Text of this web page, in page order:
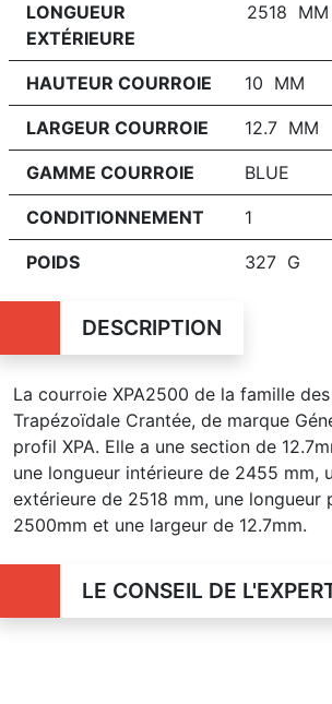
LONGUEUR
EXTÉRIEURE
2518 MM
HAUTEUR COURROIE 10 MM
LARGEUR COURROIE 12.7 MM
GAMME COURROIE BLUE
CONDITIONNEMENT 1
POIDS 327 G
DESCRIPTION
La courroie XPA2500 de la famille
Trapézoïdale Crantée, de marque
profil XPA. Elle a une section de
une longueur intérieure de 2455 mm,
extérieure de 2518 mm, une longueur
2500mm et une largeur de 12.7mm.
LE CONSEIL DE